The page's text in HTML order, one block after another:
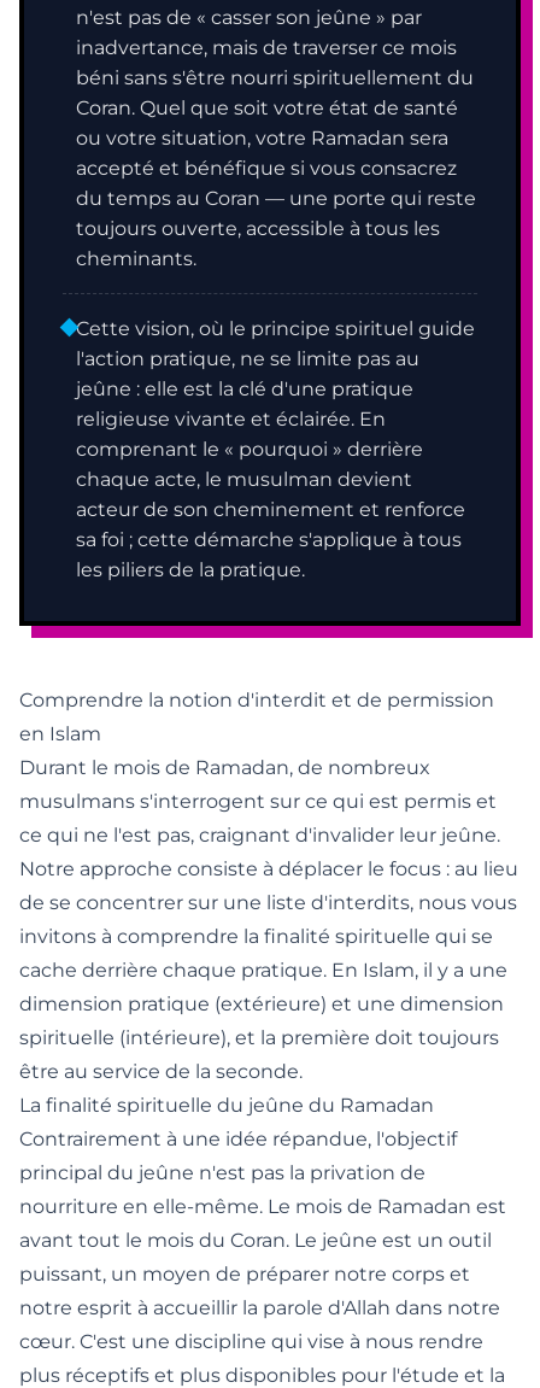
n'est pas de « casser son jeûne » par
inadvertance, mais de traverser ce mois
béni sans s'être nourri spirituellement du
Coran. Quel que soit votre état de santé
ou votre situation, votre Ramadan sera
accepté et bénéfique si vous consacrez
du temps au Coran — une porte qui reste
toujours ouverte, accessible à tous les
cheminants.
Cette vision, où le principe spirituel guide
l'action pratique, ne se limite pas au
jeûne : elle est la clé d'une pratique
religieuse vivante et éclairée. En
comprenant le « pourquoi » derrière
chaque acte, le musulman devient
acteur de son cheminement et renforce
sa foi ; cette démarche s'applique à tous
les piliers de la pratique.
Comprendre la notion d'interdit et de permission
en Islam
Durant le mois de Ramadan, de nombreux
musulmans s'interrogent sur ce qui est permis et
ce qui ne l'est pas, craignant d'invalider leur jeûne.
Notre approche consiste à déplacer le focus : au lieu
de se concentrer sur une liste d'interdits, nous vous
invitons à comprendre la finalité spirituelle qui se
cache derrière chaque pratique. En Islam, il y a une
dimension pratique (extérieure) et une dimension
spirituelle (intérieure), et la première doit toujours
être au service de la seconde.
La finalité spirituelle du jeûne du Ramadan
Contrairement à une idée répandue, l'objectif
principal du jeûne n'est pas la privation de
nourriture en elle-même. Le mois de Ramadan est
avant tout le mois du Coran. Le jeûne est un outil
puissant, un moyen de préparer notre corps et
notre esprit à accueillir la parole d'Allah dans notre
cœur. C'est une discipline qui vise à nous rendre
plus réceptifs et plus disponibles pour l'étude et la